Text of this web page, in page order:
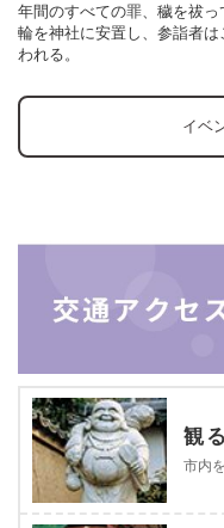
年間のすべての罪、穢を祓
輪を神社に安置し、参詣者
われる。
イベ
観る
市内